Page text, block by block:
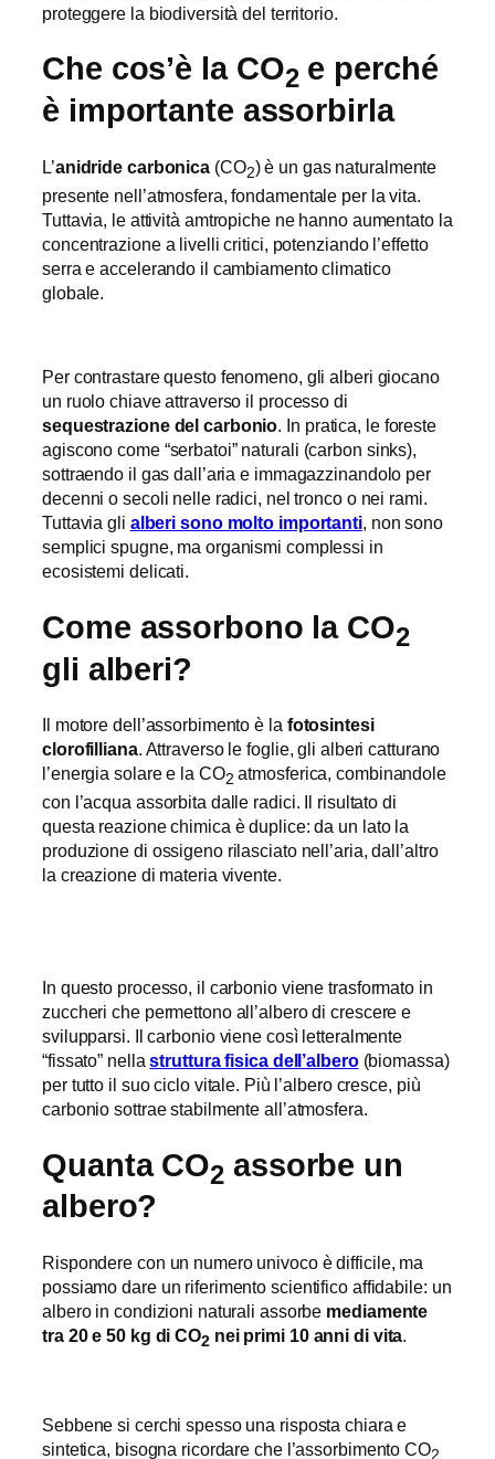
proteggere la biodiversità del territorio.
Che cos’è la CO2e perché
è importante assorbirla
L’anidride carbonica (CO2) è un gas naturalmente
presente nell’atmosfera, fondamentale per la vita.
Tuttavia, le attività amtropiche ne hanno aumentato la
concentrazione a livelli critici, potenziando l’effetto
serra e accelerando il cambiamento climatico
globale.
Per contrastare questo fenomeno, gli alberi giocano
un ruolo chiave attraverso il processo di
sequestrazione del carbonio. In pratica, le foreste
agiscono come “serbatoi” naturali (carbon sinks),
sottraendo il gas dall’aria e immagazzinandolo per
decenni o secoli nelle radici, nel tronco o nei rami.
Tuttavia gli alberi sono molto importanti, non sono
semplici spugne, ma organismi complessi in
ecosistemi delicati.
Come assorbono la CO2
gli alberi?
Il motore dell’assorbimento è la fotosintesi
clorofilliana. Attraverso le foglie, gli alberi catturano
l’energia solare e la CO2 atmosferica, combinandole
con l’acqua assorbita dalle radici. Il risultato di
questa reazione chimica è duplice: da un lato la
produzione di ossigeno rilasciato nell’aria, dall’altro
la creazione di materia vivente.
In questo processo, il carbonio viene trasformato in
zuccheri che permettono all’albero di crescere e
svilupparsi. Il carbonio viene così letteralmente
“fissato” nellastruttura fisica dell’albero(biomassa)
per tutto il suo ciclo vitale. Più l’albero cresce, più
carbonio sottrae stabilmente all’atmosfera.
Quanta CO2 assorbe un
albero?
Rispondere con un numero univoco è difficile, ma
possiamo dare un riferimento scientifico affidabile: un
albero in condizioni naturali assorbe mediamente
tra 20 e 50 kg di CO2 nei primi 10 anni di vita.
Sebbene si cerchi spesso una risposta chiara e
sintetica, bisogna ricordare che l’assorbimento CO2